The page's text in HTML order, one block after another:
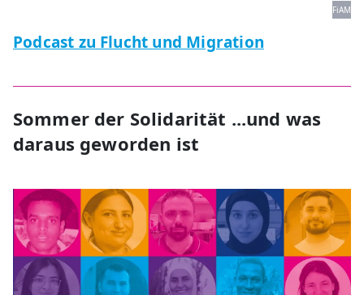
FiAM
Podcast zu Flucht und Migration
Sommer der Solidarität ...und was
daraus geworden ist